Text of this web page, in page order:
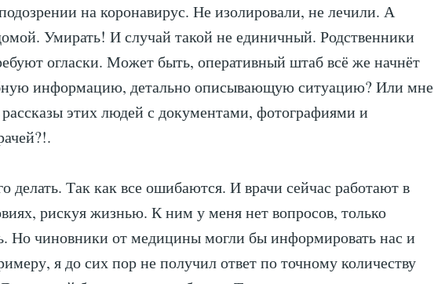
на коронавирус. Не изолировали, не лечили. А
Умирать! И случай такой не единичный. Родственники
огласки. Может быть, оперативный штаб всё же начнёт
информацию, детально описывающую ситуацию? Или мне
рассказы этих людей с документами, фотографиями и
делать. Так как все ошибаются. И врачи сейчас работают в
рискуя жизнью. К ним у меня нет вопросов, только
Но чиновники от медицины могли бы информировать нас и
я до сих пор не получил ответ по точному количеству